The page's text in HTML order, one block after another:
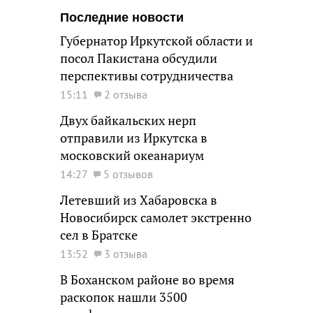
Последние новости
Губернатор Иркутской области и
посол Пакистана обсудили
перспективы сотрудничества
15:11 2 отзыва
Двух байкальских нерп
отправили из Иркутска в
московский океанариум
14:27 5 отзывов
Летевший из Хабаровска в
Новосибирск самолет экстренно
сел в Братске
13:52 3 отзыва
В Боханском районе во время
раскопок нашли 3500